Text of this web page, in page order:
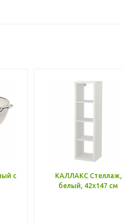
с
КАЛЛАКС Стеллаж,
белый, 42x147 см